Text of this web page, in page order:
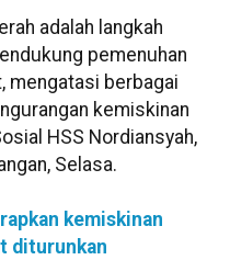
adalah langkah
pemenuhan
mengatasi berbagai
kemiskinan
HSS Nordiansyah,
Selasa.
kemiskinan
diturunkan